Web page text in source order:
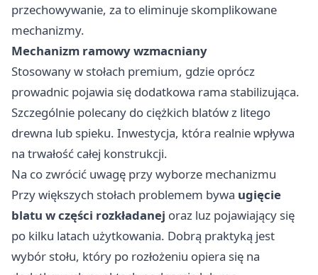
przechowywanie, za to eliminuje skomplikowane
mechanizmy.
Mechanizm ramowy wzmacniany
Stosowany w stołach premium, gdzie oprócz
prowadnic pojawia się dodatkowa rama stabilizująca.
Szczególnie polecany do ciężkich blatów z litego
drewna lub spieku. Inwestycja, która realnie wpływa
na trwałość całej konstrukcji.
Na co zwrócić uwagę przy wyborze mechanizmu
Przy większych stołach problemem bywa ugięcie
blatu w części rozkładanej oraz luz pojawiający się
po kilku latach użytkowania. Dobrą praktyką jest
wybór stołu, który po rozłożeniu opiera się na